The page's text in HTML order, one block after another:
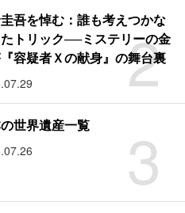
2
吾を悼む：誰も考えつかな
トリック──ミステリーの金
容疑者Ｘの献身』の舞台裏
3
世界遺産一覧